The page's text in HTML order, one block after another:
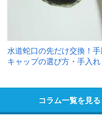
水道蛇口の先だけ交換！
キャップの選び方・手入れ
コラム一覧を見る